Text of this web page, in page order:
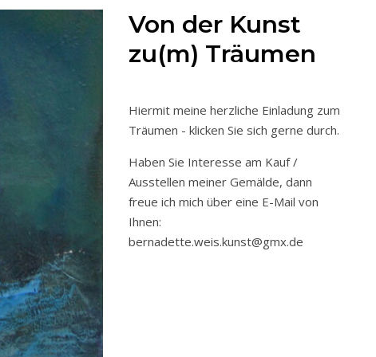
Von der Kunst
zu(m) Träumen
Hiermit meine herzliche Einladung zum
Träumen - klicken Sie sich gerne durch.
Haben Sie Interesse am Kauf /
Ausstellen meiner Gemälde, dann
freue ich mich über eine E-Mail von
Ihnen:
bernadette.weis.kunst@gmx.de